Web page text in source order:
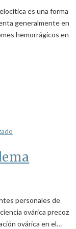
es una forma
generalmente en
hemorrágicos en
personales de
ovárica precoz
ovárica en el…